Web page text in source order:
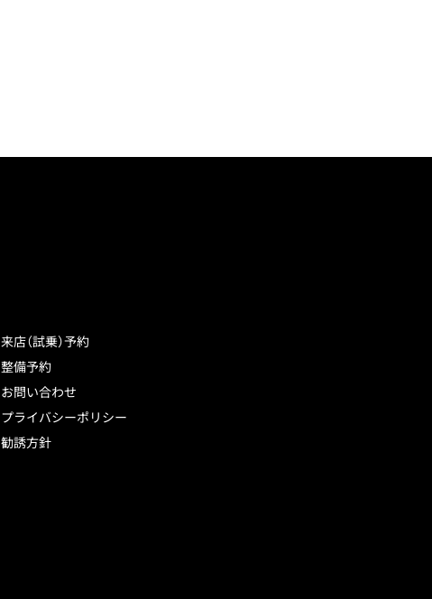
来店（試乗）予約
整備予約
お問い合わせ
プライバシーポリシー
勧誘方針